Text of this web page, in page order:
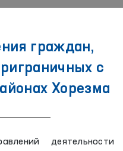
граждан,
с
Хорезма
деятельности